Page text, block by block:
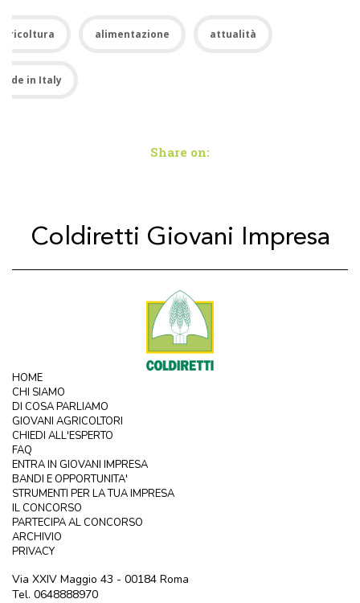
alimentazione attualità
in Italy
Share on:
Coldiretti Giovani Impresa
HOME
CHI SIAMO
DI COSA PARLIAMO
GIOVANI AGRICOLTORI
CHIEDI ALL'ESPERTO
FAQ
ENTRA IN GIOVANI IMPRESA
BANDI E OPPORTUNITA'
STRUMENTI PER LA TUA IMPRESA
IL CONCORSO
PARTECIPA AL CONCORSO
ARCHIVIO
PRIVACY
Via XXIV Maggio 43 - 00184 Roma
Tel. 0648888970